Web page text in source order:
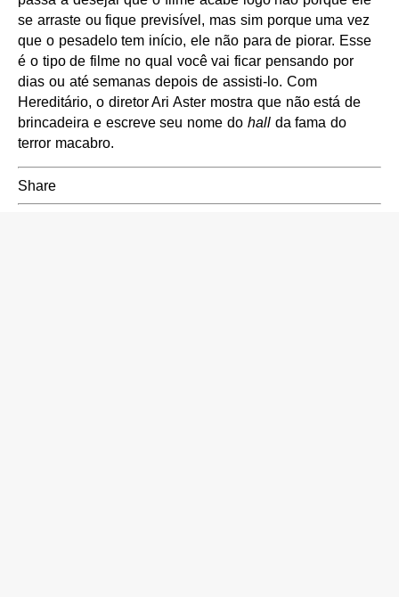
se arraste ou fique previsível, mas sim porque uma vez
que o pesadelo tem início, ele não para de piorar. Esse
é o tipo de filme no qual você vai ficar pensando por
dias ou até semanas depois de assisti-lo. Com
Hereditário, o diretor Ari Aster mostra que não está de
brincadeira e escreve seu nome do hallda fama do
terror macabro.
Share